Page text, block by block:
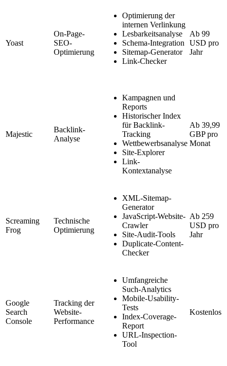
Yoast
On-Page-
SEO-
Optimierung
Optimierung der
internen Verlinkung
Lesbarkeitsanalyse
Schema-Integration
Sitemap-Generator
Link-Checker
Ab 99
USD pro
Jahr
Majestic
Backlink-
Analyse
Kampagnen und
Reports
Historischer Index
für Backlink-
Tracking
Wettbewerbsanalyse
Site-Explorer
Link-
Kontextanalyse
Ab 39,99
GBP pro
Monat
Screaming
Frog
Technische
Optimierung
XML-Sitemap-
Generator
JavaScript-Website-
Crawler
Site-Audit-Tools
Duplicate-Content-
Checker
Ab 259
USD pro
Jahr
Google
Search
Console
Tracking der
Website-
Performance
Umfangreiche
Such-Analytics
Mobile-Usability-
Tests
Index-Coverage-
Report
URL-Inspection-
Tool
Kostenlos